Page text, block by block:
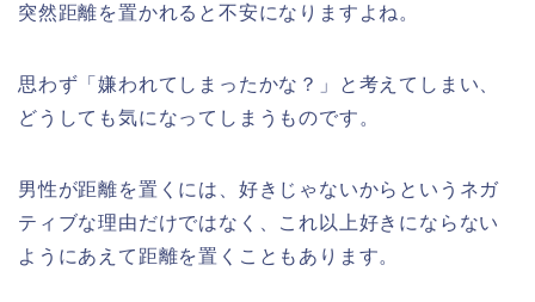
突然距離を置かれると不安になりますよね。
思わず「嫌われてしまったかな？」と考えてしまい、
どうしても気になってしまうものです。
男性が距離を置くには、好きじゃないからというネガ
ティブな理由だけではなく、これ以上好きにならない
ようにあえて距離を置くこともあります。